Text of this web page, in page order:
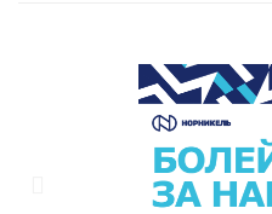
скверы и
всему городу
Итальянский
Арнальди